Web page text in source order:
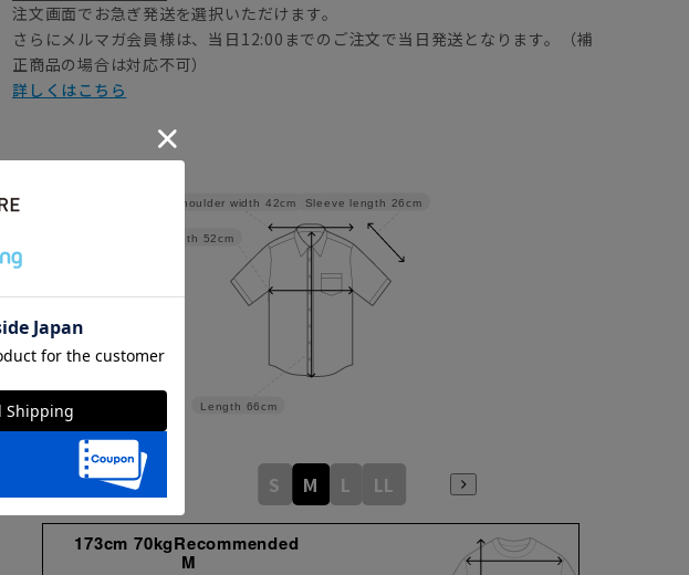
注文画面でお急ぎ発送を選択いただけます。
さらにメルマガ会員様は、当日12:00までのご注文で当日発送となります。（補
正商品の場合は対応不可）
詳しくはこちら
Sleeve length 26cm
Length 66cm
Width 52cm
Shoulder width 42cm
S M L LL
173cm 70kgRecommended
M